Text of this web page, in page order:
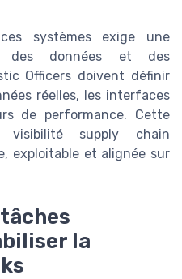
systèmes exige une
des données et des
Officers doivent définir
réelles, les interfaces
de performance. Cette
supply chain
exploitable et alignée sur
la